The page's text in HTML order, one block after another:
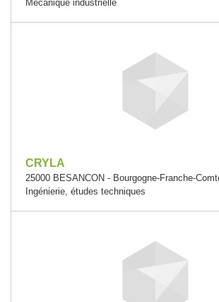
Mécanique industrielle
CRYLA
25000 BESANCON - Bourgogne-Franche-
Ingénierie, études techniques